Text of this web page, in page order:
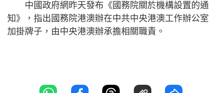
中國政府網昨天發布《國務院關於機構設置的通
知》，指出國務院港澳辦在中共中央港澳工作辦公室
加掛牌子，由中央港澳辦承擔相關職責。